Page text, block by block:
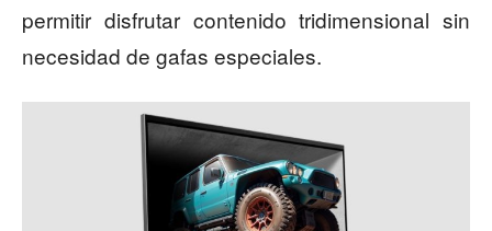
permitir disfrutar contenido tridimensional sin
necesidad de gafas especiales.